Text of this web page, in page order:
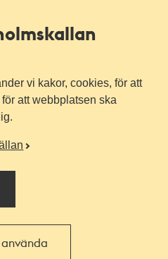
vi kakor, cookies, för att
att webbplatsen ska